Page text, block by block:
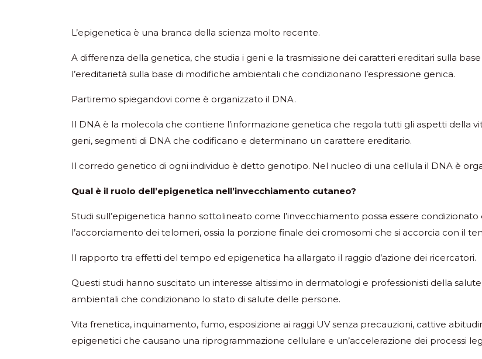
L’epigenetica è una branca della scienza molto recente.
A differenza della genetica, che studia i geni e la trasmissione dei caratteri ereditari sulla
l’ereditarietà sulla base di modifiche ambientali che condizionano l’espressione genica.
Partiremo spiegandovi come è organizzato il DNA.
Il DNA è la molecola che contiene l’informazione genetica che regola tutti gli aspetti della
geni, segmenti di DNA che codificano e determinano un carattere ereditario.
Il corredo genetico di ogni individuo è detto genotipo. Nel nucleo di una cellula il DNA è
Qual è il ruolo dell’epigenetica nell’invecchiamento cutaneo?
Studi sull’epigenetica hanno sottolineato come l’invecchiamento possa essere
l’accorciamento dei telomeri, ossia la porzione finale dei cromosomi che si accorcia con il
Il rapporto tra effetti del tempo ed epigenetica ha allargato il raggio d’azione dei ricercatori.
Questi studi hanno suscitato un interesse altissimo in dermatologi e professionisti della
ambientali che condizionano lo stato di salute delle persone.
Vita frenetica, inquinamento, fumo, esposizione ai raggi UV senza precauzioni, cattive
epigenetici che causano una riprogrammazione cellulare e un’accelerazione dei processi